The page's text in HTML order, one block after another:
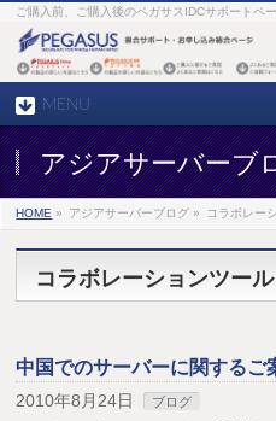
ご購入前、ご購入後のペガサスIDCサポートペ
MENU
アジアサーバーブ
HOME » アジアサーバーブログ » コラボレー
コラボレーションツール
中国でのサーバーに関するご
2010年8月24日 ブログ